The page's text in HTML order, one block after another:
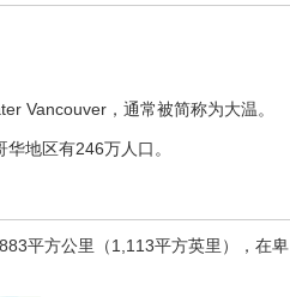
Vancouver，通常被简称为大温。
地区有246万人口。
平方公里（1,113平方英里），在卑